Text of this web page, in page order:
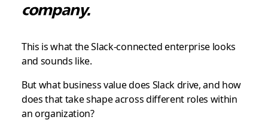
company.
This is what the Slack-connected enterprise looks
and sounds like.
But what business value does Slack drive, and how
does that take shape across different roles within
an organization?